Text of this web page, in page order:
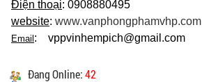
Điện thoại: 0908880495
website: www.vanphongphamvhp.com
Email: vppvinhempich@gmail.com
Đang Online:42